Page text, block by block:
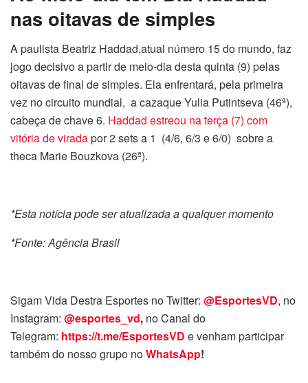
nas oitavas de simples
A paulista Beatriz Haddad,atual número 15 do mundo, faz
jogo decisivo a partir de meio-dia desta quinta (9) pelas
oitavas de final de simples. Ela enfrentará, pela primeira
vez no circuito mundial, a cazaque Yulia Putintseva (46ª),
cabeça de chave 6. Haddad estreou na terça (7) com
vitória de viradapor 2 sets a 1 (4/6, 6/3 e 6/0) sobre a
theca Marie Bouzkova (26ª).
*Esta notícia pode ser atualizada a qualquer momento
*Fonte: Agência Brasil
Sigam Vida Destra Esportes no Twitter: @EsportesVD, no
Instagram: @esportes_vd, no Canal do
Telegram: https://t.me/EsportesVD e venham participar
também do nosso grupo noWhatsApp!